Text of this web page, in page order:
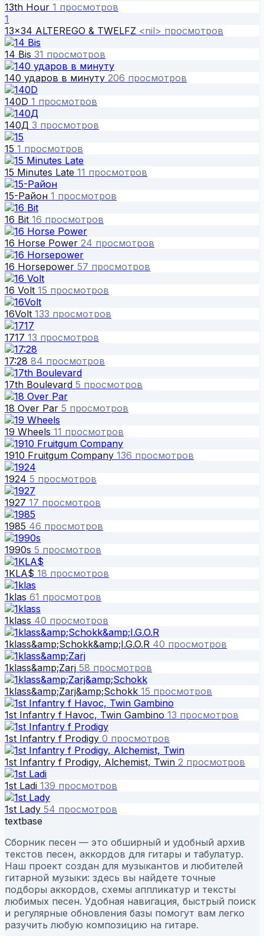
13th Hour 1 просмотров
1
13x34 ALTEREGO & TWELFZ <nil> просмотров
14 Bis 31 просмотров
140 ударов в минуту 206 просмотров
140D 1 просмотров
140Д 3 просмотров
15 1 просмотров
15 Minutes Late 11 просмотров
15-Район 1 просмотров
16 Bit 16 просмотров
16 Horse Power 24 просмотров
16 Horsepower 57 просмотров
16 Volt 15 просмотров
16Volt 133 просмотров
1717 13 просмотров
17:28 84 просмотров
17th Boulevard 5 просмотров
18 Over Par 5 просмотров
19 Wheels 11 просмотров
1910 Fruitgum Company 136 просмотров
1924 5 просмотров
1927 17 просмотров
1985 46 просмотров
1990s 5 просмотров
1KLA$ 18 просмотров
1klas 61 просмотров
1klass 40 просмотров
1klass&amp;Schokk&amp;I.G.O.R 40 просмотров
1klass&amp;Zarj 58 просмотров
1klass&amp;Zarj&amp;Schokk 15 просмотров
1st Infantry f Havoc, Twin Gambino 13 просмотров
1st Infantry f Prodigy 0 просмотров
1st Infantry f Prodigy, Alchemist, Twin 2 просмотров
1st Ladi 139 просмотров
1st Lady 54 просмотров
textbase
Сборник песен — это обширный и удобный архив
текстов песен, аккордов для гитары и табулатур.
Наш проект создан для музыкантов и любителей
гитарной музыки: здесь вы найдете точные
подборы аккордов, схемы аппликатур и тексты
любимых песен. Удобная навигация, быстрый поиск
и регулярные обновления базы помогут вам легко
разучить любую композицию на гитаре.